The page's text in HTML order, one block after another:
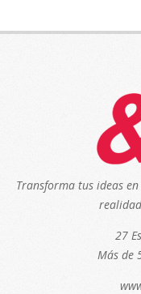
Transforma tus ideas
27
Más de